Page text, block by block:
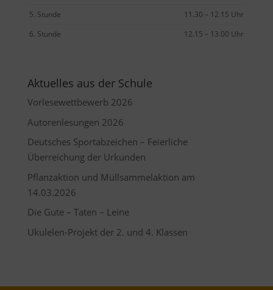
5. Stunde
11.30 – 12.15 Uhr
6. Stunde
12.15 – 13.00 Uhr
Aktuelles aus der Schule
Vorlesewettbewerb 2026
Autorenlesungen 2026
Deutsches Sportabzeichen – Feierliche
Überreichung der Urkunden
Pflanzaktion und Müllsammelaktion am
14.03.2026
Die Gute – Taten – Leine
Ukulelen-Projekt der 2. und 4. Klassen